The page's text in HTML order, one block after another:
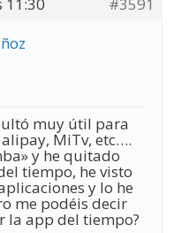
11:30
#3591
muy útil para
MiTv, etc….
y he quitado
tiempo, he visto
y lo he
me podéis decir
la app del tiempo?